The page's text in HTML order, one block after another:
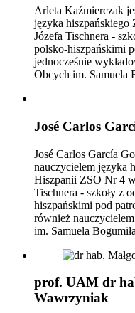
Arleta Kaźmierczak
języka
Józefa Tischnera -
polsko-hiszpańskimi
jednocześnie
Obcych im. Samuela
José Carlos
José Carlos García
nauczycielem języka
Hiszpanii ZSO Nr 4
Tischnera - szkoły z
hiszpańskimi pod
również
im. Samuela
prof. UAM dr
Wawrzyniak